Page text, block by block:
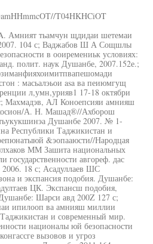
T04HKHCiOT
Амният тьамчун щдидаи шетемаи
104 с; Ваджабов Ш А Сощшлы
в ооиремениьк условиях:
полит. наук Душанбе, 2007.152е.;
: масьалэьои asa ва пеиюмгущ
л,умн,урияв1 17-18 октябри
Махмадэв, АЛ Коноепсияи амнияш
А. Н. Машад®//Ахборош
Душанбе 2007. № 1-
Республики Таджикистан и
&эопааюсти//Народцая
ММ Зашита национальных
государственности авгореф. дас
18 с; Асадуллаев ШС
и экспансия подобия. Душанбе:
ЦК. Экспансш подобия,
Шарси авд 200Z 127 с;
ипилооп ва амнияш миллии
и современный мир.
националы юй безопасности
вызовов и угроз